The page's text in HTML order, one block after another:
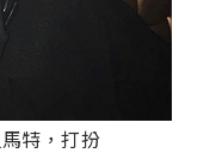
特，打扮